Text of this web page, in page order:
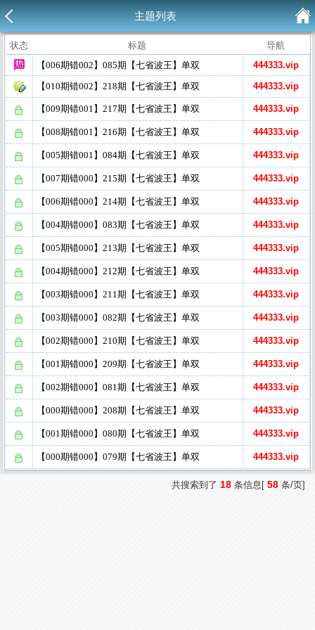
主题列表
状态 标题
导航
【006期错002】085期【七省波王】单双
444333.vip
【010期错002】218期【七省波王】单双
444333.vip
【009期错001】217期【七省波王】单双 444333.vip
【008期错001】216期【七省波王】单双 444333.vip
【005期错001】084期【七省波王】单双 444333.vip
【007期错000】215期【七省波王】单双 444333.vip
【006期错000】214期【七省波王】单双 444333.vip
【004期错000】083期【七省波王】单双 444333.vip
【005期错000】213期【七省波王】单双 444333.vip
【004期错000】212期【七省波王】单双 444333.vip
【003期错000】211期【七省波王】单双 444333.vip
【003期错000】082期【七省波王】单双 444333.vip
【002期错000】210期【七省波王】单双 444333.vip
【001期错000】209期【七省波王】单双 444333.vip
【002期错000】081期【七省波王】单双 444333.vip
【000期错000】208期【七省波王】单双 444333.vip
【001期错000】080期【七省波王】单双 444333.vip
【000期错000】079期【七省波王】单双 444333.vip
共搜索到了 18条信息[ 58条/页]